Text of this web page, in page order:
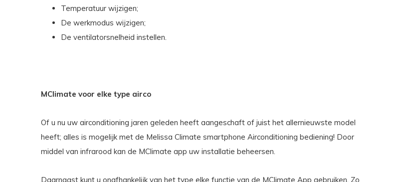
Temperatuur wijzigen;
De werkmodus wijzigen;
De ventilatorsnelheid instellen.
MClimate voor elke type airco
Of u nu uw airconditioning jaren geleden heeft aangeschaft of juist het allernieuwste model
heeft; alles is mogelijk met de Melissa Climate smartphone Airconditioning bediening! Door
middel van infrarood kan de MClimate app uw installatie beheersen.
Daarnaast kunt u onafhankelijk van het type elke functie van de MClimate App gebruiken. Zo